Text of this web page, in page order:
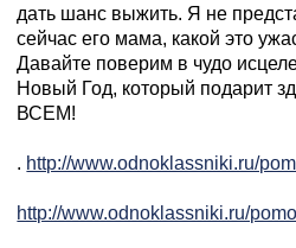
дать шанс выжить. Я не
сейчас его мама, какой это
Давайте поверим в чудо
Новый Год, который подарит
ВСЕМ!
. http://www.odnoklassniki.ru/
http://www.odnoklassniki.ru/